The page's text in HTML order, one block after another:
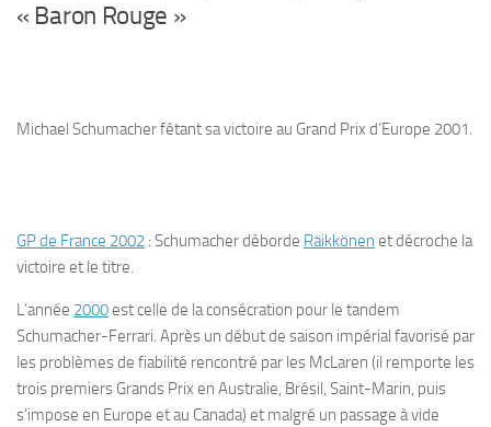
« Baron Rouge »
Michael Schumacher fêtant sa victoire au Grand Prix d’Europe 2001.
GP de France 2002 : Schumacher déborde Räikkönen et décroche la
victoire et le titre.
L’année 2000est celle de la consécration pour le tandem
Schumacher-Ferrari. Après un début de saison impérial favorisé par
les problèmes de fiabilité rencontré par les McLaren (il remporte les
trois premiers Grands Prix en Australie, Brésil, Saint-Marin, puis
s’impose en Europe et au Canada) et malgré un passage à vide